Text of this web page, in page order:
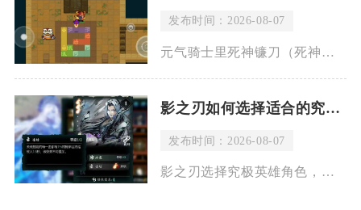
发布时间：2026-08-07
元气骑士里死神镰刀（死神之息）释放技能时出现流血特效，是武器固有机制导致，并非敌
影之刃如何选择适合的究极英雄角色
发布时间：2026-08-07
影之刃选择究极英雄角色，核心思路并不是单纯挑选强度最高的角色，而是结合自身操作习